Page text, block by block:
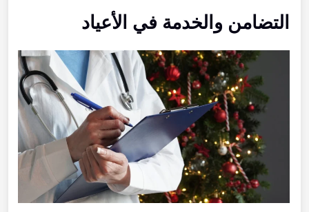
التضامن والخدمة في الأعياد